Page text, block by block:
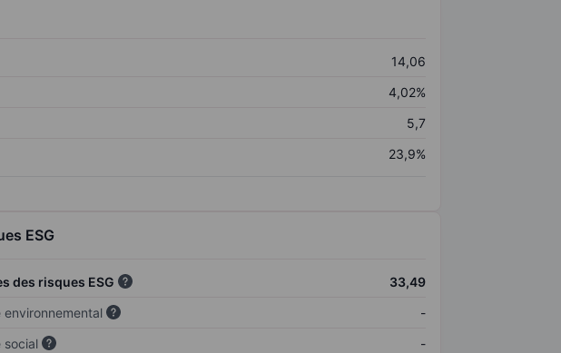
14,06
4,02%
5,7
23,9%
ESG
des risques ESG
33,49
environnemental
-
social
-